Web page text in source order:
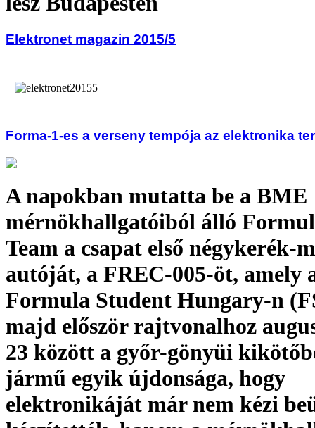
Elektronet magazin 2015/5
Forma-1-es a verseny tempója az elektronika
A napokban mutatta be a BME
mérnökhallgatóiból álló
Team a csapat első négykerék-
autóját, a FREC-005-öt, amely
Formula Student Hungary-n
majd először rajtvonalhoz
23 között a győr-gönyüi
jármű egyik újdonsága, hogy
elektronikáját már nem kézi